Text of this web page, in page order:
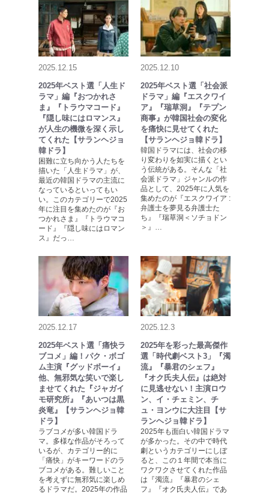
2025.12.15
2025年ベスト選「人生ド
ラマ」編『おつかれさ
ま』『トラウマコード』
『隠し味にはロマンス』
が人生の機微を深く示し
てくれた【サランヘジョ
韓ドラ】
困難に立ち向かう人たちを
描いた「人生ドラマ」が、
最近の韓国ドラマの主流に
なっているといってもい
い。このカテゴリーで2025
年に注目を集めたのが『お
つかれさま』『トラウマコ
ード』『隠し味にはロマン
ス』だっ…
2025.12.10
2025年ベスト選「社会派
ドラマ」編『エスクワイ
ア』『瑞草洞』『テプン
商事』が韓国社会の変化
を痛快に見せてくれた
【サランヘジョ韓ドラ】
韓国ドラマには、社会の移
り変わりを如実に描くとい
う伝統がある。そんな「社
会派ドラマ」ジャンルの作
品として、2025年に人気を
集めたのが『エスクワイア :
弁護士を夢見る弁護士た
ち』『瑞草洞＜ソチョドン
＞』…
2025.12.17
2025年ベスト選「痛快ラ
ブコメ」編！パク・ボゴ
ム主演『グッドボーイ』
他、無邪気な笑いで楽し
ませてくれた『ジャガイ
モ研究所』『あいつは黒
炎竜』【サランヘジョ韓
ドラ】
ラブコメが多い韓国ドラ
マ。多様な作品がそろって
いるが、カテゴリー的に
「痛快」がキーワードのラ
ブコメがある。難しいこと
を考えずに無邪気に楽しめ
るドラマだ。2025年の作品
2025.12.3
2025年を彩った最高傑作
選「時代劇ベスト3」『濁
流』『暴君のシェフ』
『オク氏夫人伝』は絶対
に見逃せない！主演ロウ
ン、イ・チェミン、チ
ュ・ヨンウに大注目【サ
ランヘジョ韓ドラ】
2025年も面白い韓国ドラマ
が多かった。その中で時代
劇というカテゴリーにしぼ
ると、この１年間で本当に
ワクワクさせてくれた作品
は『濁流』『暴君のシェ
フ』『オク氏夫人伝』であ